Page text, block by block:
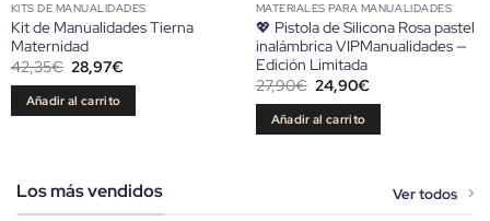
KITS DE MANUALIDADES
Kit de Manualidades Tierna
Maternidad
42,35€ El
precio
original
era:
42,35€.
28,97€El
28,97€.
Añadir al carrito
MATERIALES PARA MANUALIDADES
💖 Pistola de Silicona Rosa pastel
inalámbrica VIPManualidades —
Edición Limitada
27,90€ El
precio
original
era:
27,90€.
24,90€El
24,90€.
Añadir al carrito
Los más vendidos Ver todos